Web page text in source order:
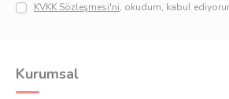
KVKK Sözleşmesi'ni, okudum, kabul
Kurumsal